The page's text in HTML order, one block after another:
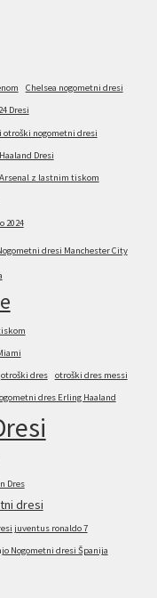
Chelsea nogometni dresi
Dresi
otroški nogometni dresi
Dresi
z lastnim tiskom
2024
dresi Manchester City
otroški dres
otroški dres messi
dres Erling Haaland
Dres
dresi
juventus ronaldo 7
Nogometni dresi Španija